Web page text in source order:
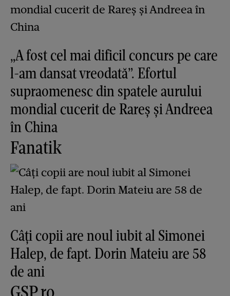
„A fost cel mai dificil concurs pe care
l-am dansat vreodată”. Efortul
supraomenesc din spatele aurului
mondial cucerit de Rareș și Andreea
în China
Fanatik
Câți copii are noul iubit al Simonei
Halep, de fapt. Dorin Mateiu are 58
de ani